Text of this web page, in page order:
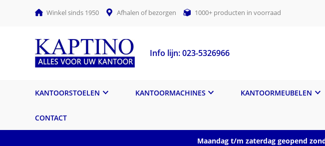
Winkel sinds 1950 Afhalen of bezorgen 1000+ producten in voorraad
Info lijn: 023-5326966
KANTOORSTOELEN KANTOORMACHINES KANTOORMEUBELEN
CONTACT
Maandag t/m zaterdag geopend